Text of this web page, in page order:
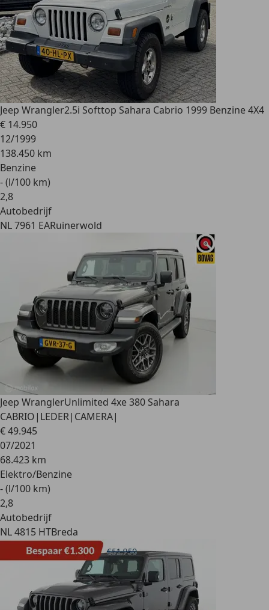
Jeep Wrangler2.5i Softtop Sahara Cabrio 1999 Benzine 4X4
€ 14.950
12/1999
138.450 km
Benzine
- (l/100 km)
2,8
Autobedrijf
NL 7961 EARuinerwold
Jeep WranglerUnlimited 4xe 380 Sahara
CABRIO|LEDER|CAMERA|
€ 49.945
07/2021
68.423 km
Elektro/Benzine
- (l/100 km)
2,8
Autobedrijf
NL 4815 HTBreda